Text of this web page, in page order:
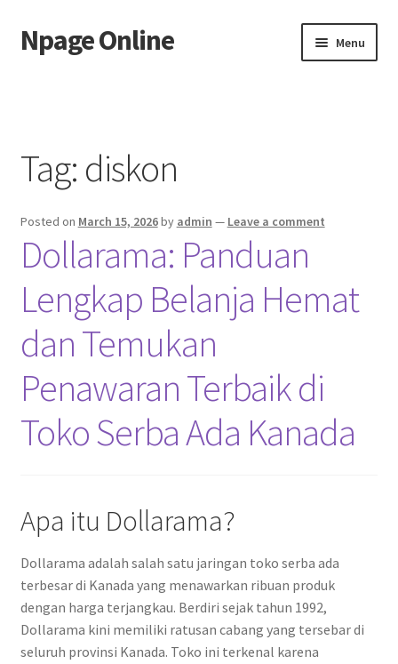
Skip
to
Skip
to
Npage Online Menu
Tag: diskon
Posted on March 15, 2026by admin — Leave a comment
Dollarama: Panduan
Lengkap Belanja Hemat
dan Temukan
Penawaran Terbaik di
Toko Serba Ada Kanada
Apa itu Dollarama?
Dollarama adalah salah satu jaringan toko serba ada
terbesar di Kanada yang menawarkan ribuan produk
dengan harga terjangkau. Berdiri sejak tahun 1992,
Dollarama kini memiliki ratusan cabang yang tersebar di
seluruh provinsi Kanada. Toko ini terkenal karena